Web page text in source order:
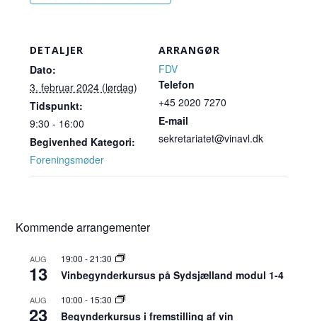
DETALJER
Dato:
3. februar 2024 (lørdag)
Tidspunkt:
9:30 - 16:00
Begivenhed Kategori:
Foreningsmøder
ARRANGØR
FDV
Telefon
+45 2020 7270
E-mail
sekretariatet@vinavl.dk
Kommende arrangementer
AUG
13
19:00 -21:30
Vinbegynderkursus på Sydsjælland modul 1-4
AUG
23
10:00 - 15:30
Begynderkursus i fremstilling af vin